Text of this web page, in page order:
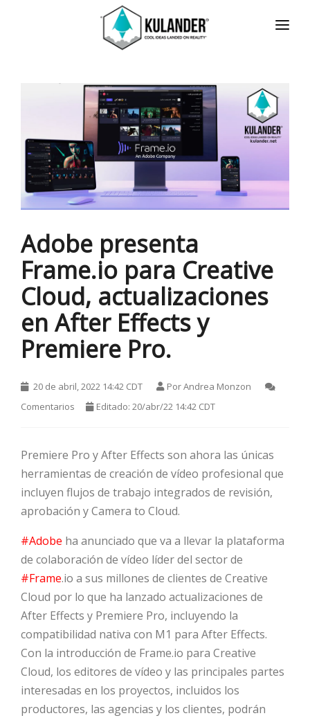
NOTICIAS
HOT
HOT
REVIEWS
ACERCA
CONTACTO
ENGLISH
Adobe presenta
Frame.io para Creative
Cloud, actualizaciones
en After Effects y
Premiere Pro.
20 de abril, 2022 14:42 CDT PorAndrea Monzon
Comentarios
Editado: 20/abr/22 14:42 CDT
Premiere Pro y After Effects son ahora las únicas
herramientas de creación de vídeo profesional que
incluyen flujos de trabajo integrados de revisión,
aprobación y Camera to Cloud.
#Adobe ha anunciado que va a llevar la plataforma
de colaboración de vídeo líder del sector de
#Frame.io a sus millones de clientes de Creative
Cloud por lo que ha lanzado actualizaciones de
After Effects y Premiere Pro, incluyendo la
compatibilidad nativa con M1 para After Effects.
Con la introducción de Frame.io para Creative
Cloud, los editores de vídeo y las principales partes
interesadas en los proyectos, incluidos los
productores, las agencias y los clientes, podrán